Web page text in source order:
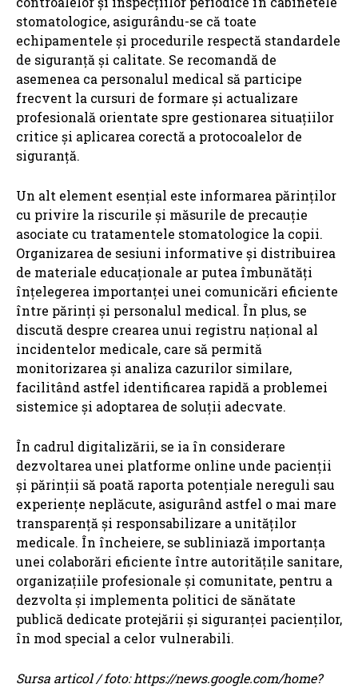
stomatologice, asigurându-se că toate
echipamentele și procedurile respectă standardele
de siguranță și calitate. Se recomandă de
asemenea ca personalul medical să participe
frecvent la cursuri de formare și actualizare
profesională orientate spre gestionarea situațiilor
critice și aplicarea corectă a protocoalelor de
siguranță.
Un alt element esențial este informarea părinților
cu privire la riscurile și măsurile de precauție
asociate cu tratamentele stomatologice la copii.
Organizarea de sesiuni informative și distribuirea
de materiale educaționale ar putea îmbunătăți
înțelegerea importanței unei comunicări eficiente
între părinți și personalul medical. În plus, se
discută despre crearea unui registru național al
incidentelor medicale, care să permită
monitorizarea și analiza cazurilor similare,
facilitând astfel identificarea rapidă a problemei
sistemice și adoptarea de soluții adecvate.
În cadrul digitalizării, se ia în considerare
dezvoltarea unei platforme online unde pacienții
și părinții să poată raporta potențiale nereguli sau
experiențe neplăcute, asigurând astfel o mai mare
transparență și responsabilizare a unităților
medicale. În încheiere, se subliniază importanța
unei colaborări eficiente între autoritățile sanitare,
organizațiile profesionale și comunitate, pentru a
dezvolta și implementa politici de sănătate
publică dedicate protejării și siguranței pacienților,
în mod special a celor vulnerabili.
Sursa articol / foto: https://news.google.com/home?